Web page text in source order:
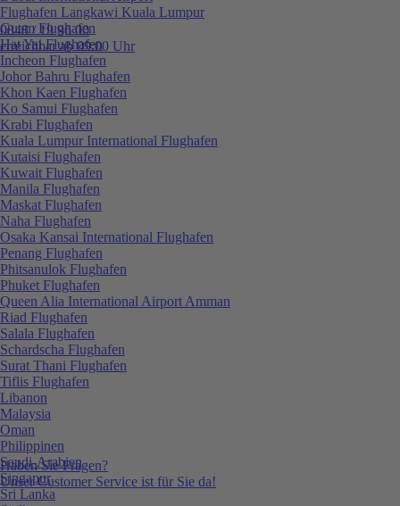
0848 / 19 96 00
erreichbar ab 09:00 Uhr
Haben Sie Fragen?
Unser Customer Service ist für Sie da!
Flughafen Langkawi Kuala Lumpur
Guam Flughafen
Hat Yai Flughafen
Incheon Flughafen
Johor Bahru Flughafen
Khon Kaen Flughafen
Ko Samui Flughafen
Krabi Flughafen
Kuala Lumpur International Flughafen
Kutaisi Flughafen
Kuwait Flughafen
Manila Flughafen
Maskat Flughafen
Naha Flughafen
Osaka Kansai International Flughafen
Penang Flughafen
Phitsanulok Flughafen
Phuket Flughafen
Queen Alia International Airport Amman
Riad Flughafen
Salala Flughafen
Schardscha Flughafen
Surat Thani Flughafen
Tiflis Flughafen
Libanon
Malaysia
Oman
Philippinen
Saudi-Arabien
Singapur
Sri Lanka